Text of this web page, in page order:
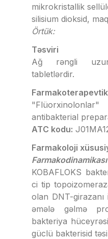
mikrokristallik
silisium dioksid,
Örtük:
Təsviri
Ağ rəngli
tabletlərdir.
antibakterial
ATC kodu:
Farmakoloji
Farmakodinamikası
KOBAFLOKS
ci tip
olan DNT-
əmələ gəlmə
bakteriya
güclü bakterisid